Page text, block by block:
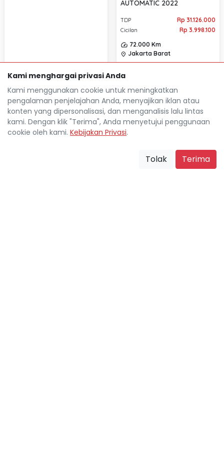
AUTOMATIC 2022
TDP Rp 31.126.000
Cicilan
Rp 3.998.100
72.000 Km
location_on Jakarta Barat
TOYOTA RUSH 1.5L TRD
AUTOMATIC 2015
Kami menghargai privasi Anda
Kami menggunakan cookie untuk meningkatkan
pengalaman penjelajahan Anda, menyajikan iklan atau
konten yang dipersonalisasi, dan menganalisis lalu lintas
kami. Dengan klik "Terima", Anda menyetujui penggunaan
cookie oleh kami. Kebijakan Privasi.
Tolak Terima